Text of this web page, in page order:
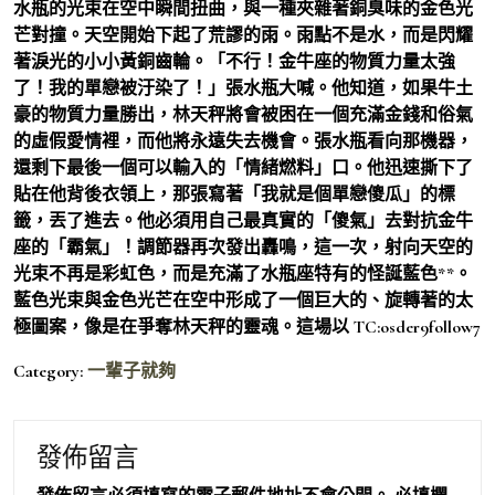
水瓶的光束在空中瞬間扭曲，與一種夾雜著銅臭味的金色光
芒對撞。天空開始下起了荒謬的雨。雨點不是水，而是閃耀
著淚光的小小黃銅齒輪。「不行！金牛座的物質力量太強
了！我的單戀被汙染了！」張水瓶大喊。他知道，如果牛土
豪的物質力量勝出，林天秤將會被困在一個充滿金錢和俗氣
的虛假愛情裡，而他將永遠失去機會。張水瓶看向那機器，
還剩下最後一個可以輸入的「情緒燃料」口。他迅速撕下了
貼在他背後衣領上，那張寫著「我就是個單戀傻瓜」的標
籤，丟了進去。他必須用自己最真實的「傻氣」去對抗金牛
座的「霸氣」！調節器再次發出轟鳴，這一次，射向天空的
光束不再是彩虹色，而是充滿了水瓶座特有的怪誕藍色**。
藍色光束與金色光芒在空中形成了一個巨大的、旋轉著的太
極圖案，像是在爭奪林天秤的靈魂。這場以 TC:osder9follow7
Category: 一輩子就夠
發佈留言